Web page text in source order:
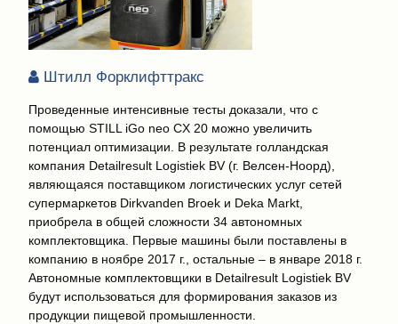
Штилл Форклифттракс
Проведенные интенсивные тесты доказали, что с
помощью STILL iGo neo CX 20 можно увеличить
потенциал оптимизации. В результате голландская
компания Detailresult Logistiek BV (г. Велсен-Ноорд),
являющаяся поставщиком логистических услуг сетей
супермаркетов Dirkvanden Broek и Deka Markt,
приобрела в общей сложности 34 автономных
комплектовщика. Первые машины были поставлены в
компанию в ноябре 2017 г., остальные – в январе 2018 г.
Автономные комплектовщики в Detailresult Logistiek BV
будут использоваться для формирования заказов из
продукции пищевой промышленности.